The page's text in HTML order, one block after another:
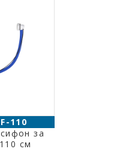
110
за
см